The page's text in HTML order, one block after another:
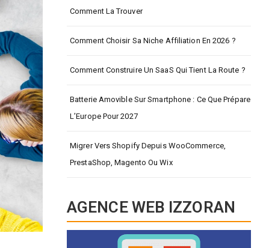
Comment La Trouver
Comment Choisir Sa Niche Affiliation En 2026 ?
Comment Construire Un SaaS Qui Tient La Route ?
Batterie Amovible Sur Smartphone : Ce Que Prépare
L’Europe Pour 2027
Migrer Vers Shopify Depuis WooCommerce,
PrestaShop, Magento Ou Wix
AGENCE WEB IZZORAN